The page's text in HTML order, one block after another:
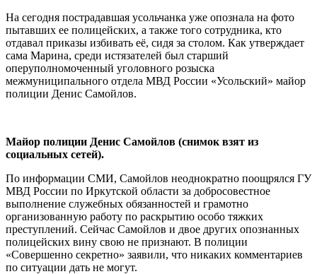
На сегодня пострадавшая усольчанка уже опознала на фото
пытавших ее полицейских, а также того сотрудника, кто
отдавал приказы избивать её, сидя за столом. Как утверждает
сама Марина, среди истязателей был старший
оперуполномоченный уголовного розыска
межмуниципального отдела МВД России «Усольский» майор
полиции Денис Самойлов.
Майор полиции Денис Самойлов (снимок взят из
социальных сетей).
По информации СМИ, Самойлов неоднократно поощрялся ГУ
МВД России по Иркутской области за добросовестное
выполнение служебных обязанностей и грамотно
организованную работу по раскрытию особо тяжких
преступлений. Сейчас Самойлов и двое других опознанных
полицейских вину свою не признают. В полиции
«Совершенно секретно» заявили, что никаких комментариев
по ситуации дать не могут.